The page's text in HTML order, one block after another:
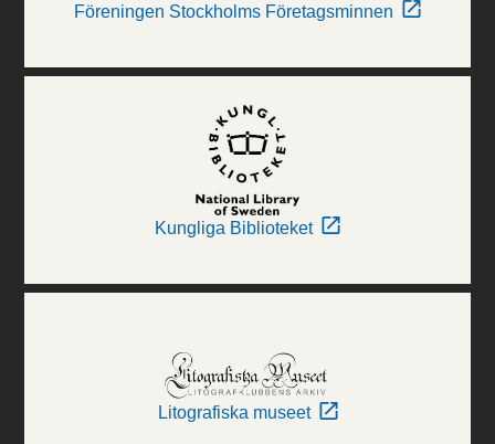
Föreningen Stockholms Företagsminnen
Kungliga Biblioteket
Litografiska museet